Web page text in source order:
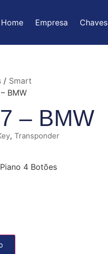
Home Empresa Chaves
/ Smart
BMW
– BMW
, Transponder
4 Botões